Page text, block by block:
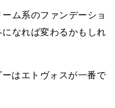
ム系のファンデーショ
なれば変わるかもしれ
はエトヴォスが一番で